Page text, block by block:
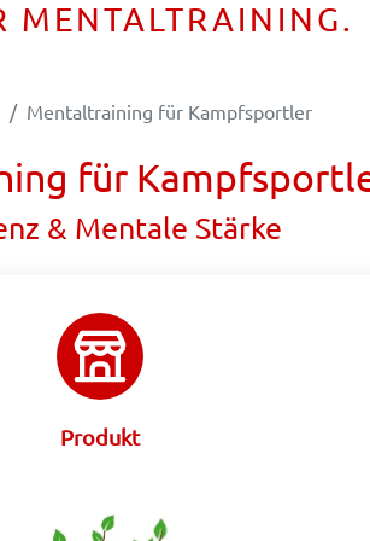
MENTALTRAINING.
Mentaltraining für Kampfsportler
für
& Mentale Stärke
Produkt